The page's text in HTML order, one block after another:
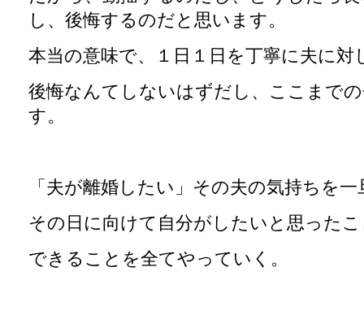
し、後悔するのだと思います。
本当の意味で、１日１日を丁寧に夫に
後悔なんてしないはずだし、ここまで
す。
「夫が離婚したい」その夫の気持ちを
その日に向けて自分がしたいと思った
できることを全てやっていく。